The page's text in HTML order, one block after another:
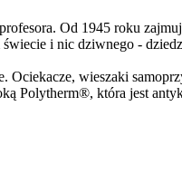
Od 1945 roku
i nic dziwnego -
wieszaki
Polytherm®, która jest